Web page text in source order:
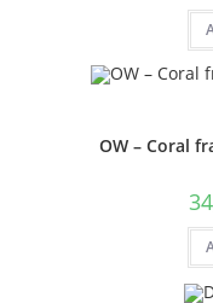
OW – Coral